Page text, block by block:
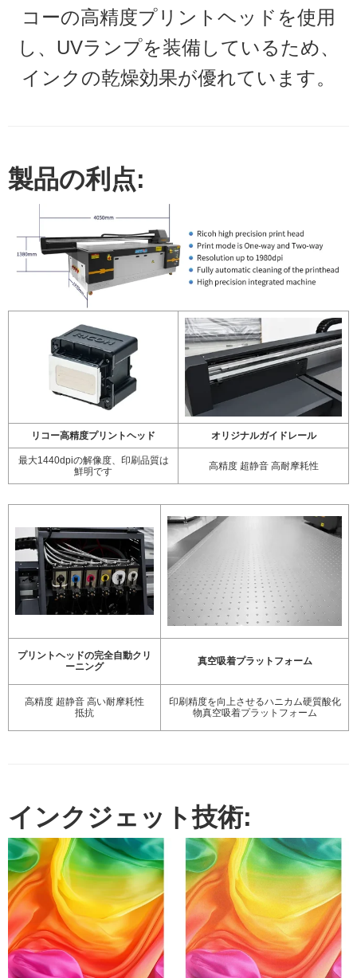
コーの高精度プリントヘッドを使用
し、UVランプを装備しているため、
インクの乾燥効果が優れています。
製品の利点:
リコー高精度プリントヘッド オリジナルガイドレール
最大1440dpiの解像度、印刷品質は
鮮明です
高精度 超静音 高耐摩耗性
プリントヘッドの完全自動クリ
ーニング
真空吸着プラットフォーム
高精度 超静音 高い耐摩耗性
抵抗
印刷精度を向上させるハニカム硬質酸化
物真空吸着プラットフォーム
インクジェット技術: